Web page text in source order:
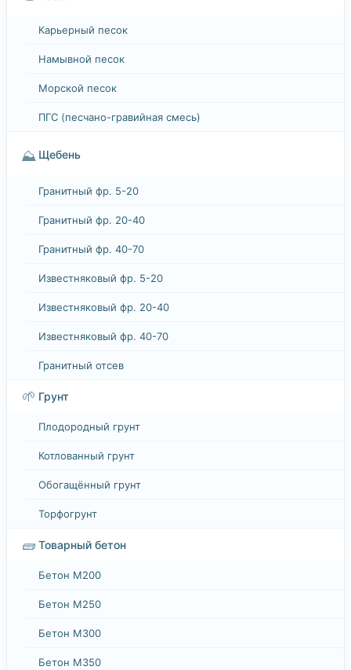
Карьерный песок
Намывной песок
Морской песок
ПГС (песчано-гравийная смесь)
⛰️ Щебень
Гранитный фр. 5-20
Гранитный фр. 20-40
Гранитный фр. 40-70
Известняковый фр. 5-20
Известняковый фр. 20-40
Известняковый фр. 40-70
Гранитный отсев
🌱 Грунт
Плодородный грунт
Котлованный грунт
Обогащённый грунт
Торфогрунт
🧱 Товарный бетон
Бетон М200
Бетон М250
Бетон М300
Бетон М350